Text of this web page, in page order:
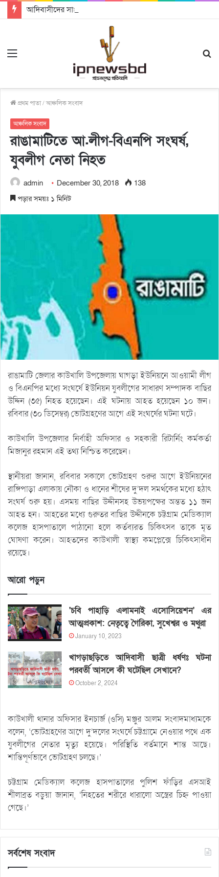
প্রথম পাতা/আঞ্চলিক সংবাদ
আঞ্চলিক সংবাদ
রাঙামাটিতে আ.লীগ-বিএনপি সংঘর্ষ,
যুবলীগ নেতা নিহত
admin December 30, 2018
138
পড়ার সময়ঃ ১ মিনিট
রাঙামাটি জেলার কাউখালি উপজেলায় ঘাগড়া ইউনিয়নে আওয়ামী লীগ
ও বিএনপির মধ্যে সংঘর্ষে ইউনিয়ন যুবলীগের সাধারণ সম্পাদক বাছির
উদ্দিন (৩৫) নিহত হয়েছেন। এই ঘটনায় আহত হয়েছেন ১০ জন।
রবিবার (৩০ ডিসেম্বর) ভোটগ্রহণের আগে এই সংঘর্ষের ঘটনা ঘটে।
কাউখালি উপজেলার নির্বাহী অফিসার ও সহকারী রিটার্নিং কর্মকর্তা
মিজানুর রহমান এই তথ্য নিশ্চিত করেছেন।
স্থানীয়রা জানান, রবিবার সকালে ভোটগ্রহণ শুরুর আগে ইউনিয়নের
রাঙ্গিপাড়া এলাকায় নৌকা ও ধানের শীষের দু’দল সমর্থকের মধ্যে হঠাৎ
সংঘর্ষ শুরু হয়। এসময় বাছির উদ্দীনসহ উভয়পক্ষের অন্তত ১১ জন
আহত হন। আহতের মধ্যে গুরুতর বাছির উদ্দীনকে চট্টগ্রাম মেডিক্যাল
কলেজ হাসপাতালে পাঠানো হলে কর্তব্যরত চিকিৎসব তাকে মৃত
ঘোষণা করেন। আহতদের কাউখালী স্বাস্থ্য কমপ্লেক্সে চিকিৎসাধীন
রয়েছে।
আরো পড়ুন
‘চবি পাহাড়ি এলামনাই এসোসিয়েশন’ এর
আত্মপ্রকাশ: নেতৃত্বে গৈরিকা, সুখেশ্বর ও মথুরা
January 10, 2023
খাগড়াছড়িতে আদিবাসী ছাত্রী ধর্ষণঃ ঘটনা
পরবর্তী আসলে কী ঘটেছিল সেখানে?
October 2, 2024
কাউখালী থানার অফিসার ইনচার্জ (ওসি) মঞ্জুর আলম সংবাদমাধ্যমকে
বলেন, ‘ভোটগ্রহণের আগে দু’দলের সংঘর্ষে চট্টগ্রামে নেওয়ার পথে এক
যুবলীগের নেতার মৃত্যু হয়েছে। পরিস্থিতি বর্তমানে শান্ত আছে।
শান্তিপূর্ণভাবে ভোটগ্রহণ চলছে।’
চট্টগ্রাম মেডিক্যাল কলেজ হাসপাতালের পুলিশ ফাঁড়ির এসআই
শীলাব্রত বড়ুয়া জানান, ‘নিহতের শরীরে ধারালো অস্ত্রের চিহ্ন পাওয়া
গেছে।’
সর্বশেষ সংবাদ